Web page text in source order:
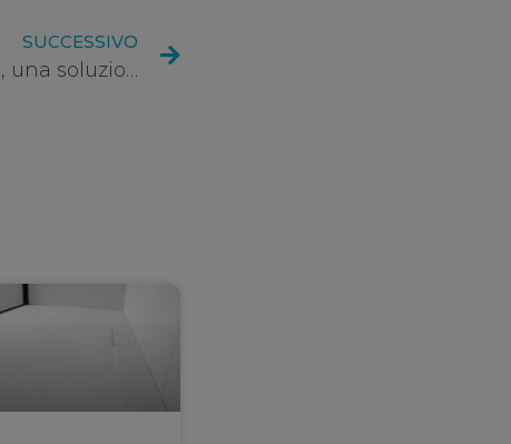
SUCCESSIVO
I piatti doccia in acrilico, una soluzione conveniente per il tuo bagno